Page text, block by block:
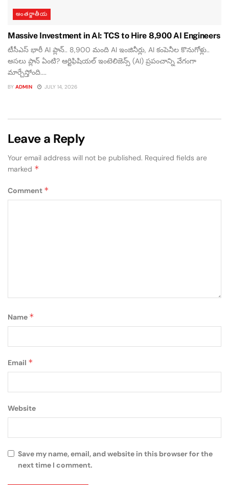
అంతర్జాతీయ
Massive Investment in AI: TCS to Hire 8,900 AI Engineers
టీసీఎస్ భారీ AI ప్లాన్.. 8,900 మంది AI ఇంజినీర్లు, AI కంపెనీల కొనుగోళ్లు..
అసలు ప్లాన్ ఏంటి? ఆర్టిఫిషియల్ ఇంటెలిజెన్స్ (AI) ప్రపంచాన్ని వేగంగా
మార్చేస్తోంది....
BY ADMIN JULY 14, 2026
Leave a Reply
Your email address will not be published. Required fields are
marked *
Comment *
Name *
Email *
Website
Save my name, email, and website in this browser for the
next time I comment.